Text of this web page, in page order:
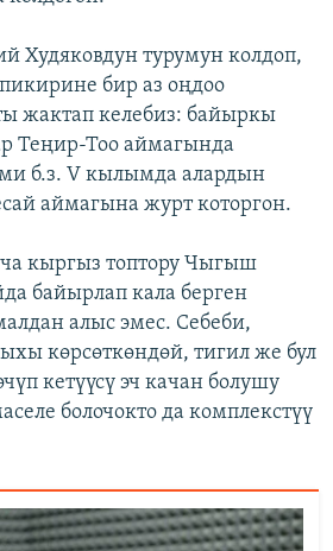
Худяковдун турумун колдоп,
бир аз оңдоо
жактап келебиз: байыркы
Теңир-Тоо аймагында
б.з. V кылымда алардын
аймагына журт которгон.
кыргыз топтору Чыгыш
байырлап кала берген
алыс эмес. Себеби,
көрсөткөндөй, тигил же бул
кетүүсү эч качан болушу
болочокто да комплекстүү